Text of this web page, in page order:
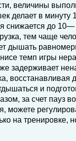
величины
делает в
снижается до
тем чаще
дышать
темп игры
задерживает
восстанавливая
и
за счет пауз
можете
на тренировке,